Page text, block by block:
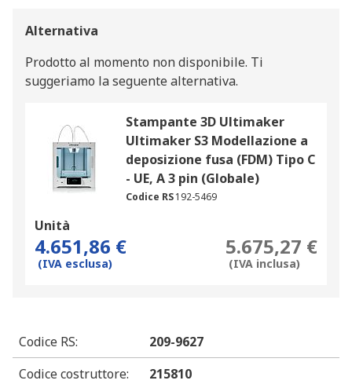
Alternativa
Prodotto al momento non disponibile. Ti
suggeriamo la seguente alternativa.
Stampante 3D Ultimaker
Ultimaker S3 Modellazione a
deposizione fusa (FDM) Tipo C
- UE, A 3 pin (Globale)
Codice RS192-5469
Unità
4.651,86 €
(IVA esclusa)
5.675,27 €
(IVA inclusa)
Codice RS:
209-9627
Codice costruttore:
215810